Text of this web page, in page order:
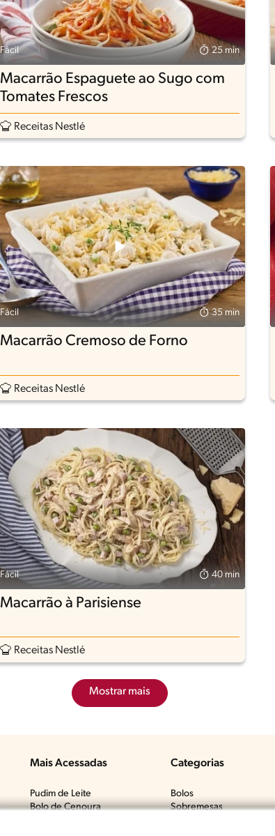
Fácil 25 min
Macarrão Espaguete ao Sugo com
Tomates Frescos
Receitas Nestlé
Fácil 35 min
Macarrão Cremoso de Forno
Receitas Nestlé
Fácil 40 min
Macarrão à Parisiense
Receitas Nestlé
Mostrar mais
Mais Acessadas
Pudim de Leite
Bolo de Cenoura
Categorias
Bolos
Sobremesas